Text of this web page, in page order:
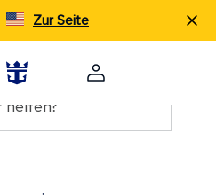
Zur Seite
helfen?